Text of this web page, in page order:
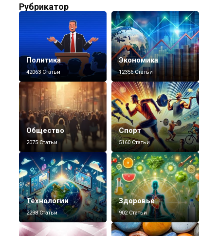
Рубрикатор
Политика
42063 Статьи
Экономика
12356 Статьи
Общество
2075 Статьи
Спорт
5160 Статьи
Технологии
2298 Статьи
Здоровье
902 Статьи